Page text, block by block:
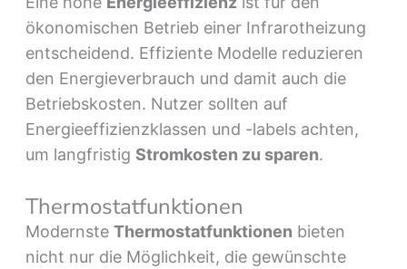
ökonomischen Betrieb einer Infrarotheizung
entscheidend. Effiziente Modelle reduzieren
den Energieverbrauch und damit auch die
Betriebskosten. Nutzer sollten auf
Energieeffizienzklassen und -labels achten,
um langfristig Stromkosten zu sparen.
Thermostatfunktionen
Modernste Thermostatfunktionen bieten
nicht nur die Möglichkeit, die gewünschte